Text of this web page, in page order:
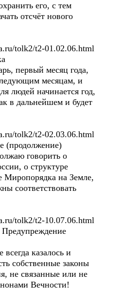
его, с тем
отсчёт нового
tolk2/t2-01.02.06.html
первый месяц года,
месяцам, и
людей начинается год,
в дальнейшем и будет
tolk2/t2-02.03.06.html
(продолжение)
говорить о
о структуре
Миропорядка на Земле,
соответствовать
tolk2/t2-10.07.06.html
казалось и
собственные законы
не связанные или не
Вечности!